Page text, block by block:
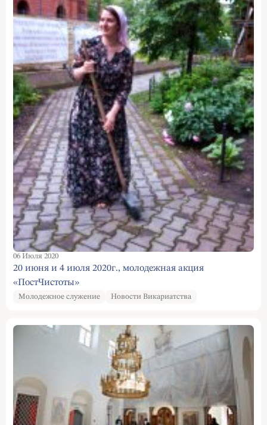
06 Июля 2020
20 июня и 4 июля 2020г., молодежная акция
«ПостЧистоты»
Молодежное служение Новости Викариатства